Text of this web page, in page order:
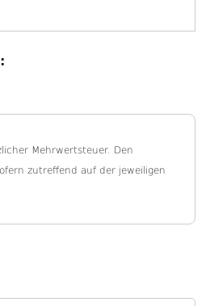
Mehrwertsteuer. Den
zutreffend auf der jeweiligen